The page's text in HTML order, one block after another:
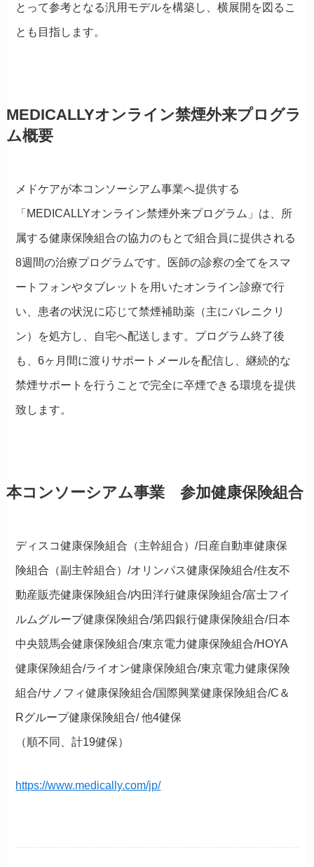
とって参考となる汎用モデルを構築し、横展開を図るこ
とも目指します。
MEDICALLYオンライン禁煙外来プログラ
ム概要
メドケアが本コンソーシアム事業へ提供する
「MEDICALLYオンライン禁煙外来プログラム」は、所
属する健康保険組合の協力のもとで組合員に提供される
8週間の治療プログラムです。医師の診察の全てをスマ
ートフォンやタブレットを用いたオンライン診療で行
い、患者の状況に応じて禁煙補助薬（主にバレニクリ
ン）を処方し、自宅へ配送します。プログラム終了後
も、6ヶ月間に渡りサポートメールを配信し、継続的な
禁煙サポートを行うことで完全に卒煙できる環境を提供
致します。
本コンソーシアム事業 参加健康保険組合
ディスコ健康保険組合（主幹組合）/日産自動車健康保
険組合（副主幹組合）/オリンパス健康保険組合/住友不
動産販売健康保険組合/内田洋行健康保険組合/富士フイ
ルムグループ健康保険組合/第四銀行健康保険組合/日本
中央競馬会健康保険組合/東京電力健康保険組合/HOYA
健康保険組合/ライオン健康保険組合/東京電力健康保険
組合/サノフィ健康保険組合/国際興業健康保険組合/C＆
Rグループ健康保険組合/ 他4健保
（順不同、計19健保）
https://www.medically.com/jp/